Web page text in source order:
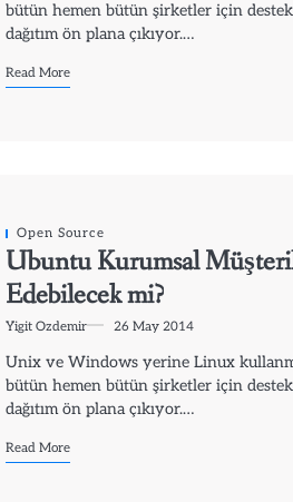
bütün hemen bütün şirketler için
dağıtım ön plana çıkıyor.…
Read More
Open Source
Ubuntu Kurumsal
Edebilecek mi?
Yigit Ozdemir 26 May 2014
Unix ve Windows yerine Linux
bütün hemen bütün şirketler için
dağıtım ön plana çıkıyor.…
Read More